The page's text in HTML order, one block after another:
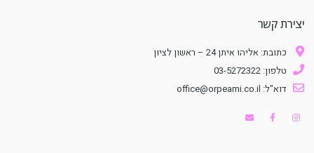
יצירת קשר
כתובת: אליהו איתן 24 – ראשון לציון
טלפון: 03-5272322
דוא"ל: office@orpeami.co.il